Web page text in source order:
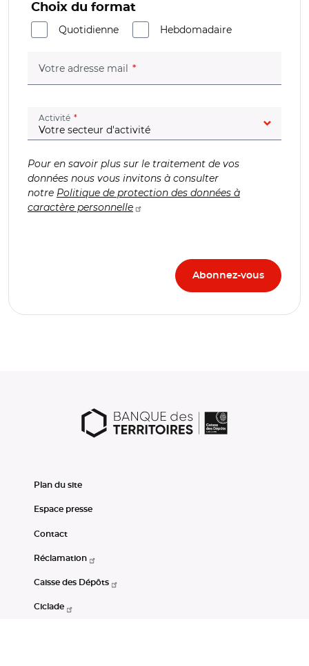
Choix du format
Quotidienne
Hebdomadaire
Votre adresse mail (champ obligatoire)
Activité (champ obligatoire)
Pour en savoir plus sur le traitement de vos
données nous vous invitons à consulter
notre Politique de protection des données à
caractère personnelle
Plan du site
Espace presse
Contact
Réclamation
Caisse des Dépôts
Ciclade